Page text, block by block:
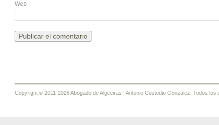
Web
Copyright © 2011-2026 Abogado de Algeciras | Antonio Custodio González. Todos